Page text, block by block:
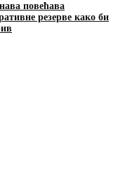
повећава
резерве како би